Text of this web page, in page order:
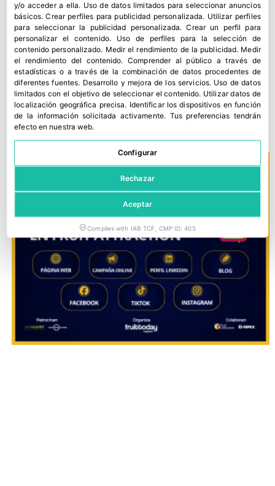
Fruit Attraction lanza una nueva convocatoria de Factoría
Chef
16 julio, 2026
y/o acceder a ella. Uso de datos limitados para seleccionar anuncios
básicos.Crear perfiles para publicidad personalizada. Utilizar perfiles
para seleccionar la publicidad personalizada.Crear un perfil para
personalizar el contenido. Uso de perfiles para la selección de
contenido personalizado. Medir el rendimiento de la publicidad. Medir
el rendimiento del contenido.Comprender al público a través de
estadísticas o a través de la combinación de datos procedentes de
diferentes fuentes. Desarrollo y mejora de los servicios. Uso de datos
limitados con el objetivo de seleccionar el contenido. Utilizar datos de
localización geográfica precisa. Identificar los dispositivos en función
de la información solicitada activamente. Tus preferencias tendrán
efecto en nuestra web.
Configurar
Rechazar
Aceptar
Complies with IAB TCF, CMP ID: 405